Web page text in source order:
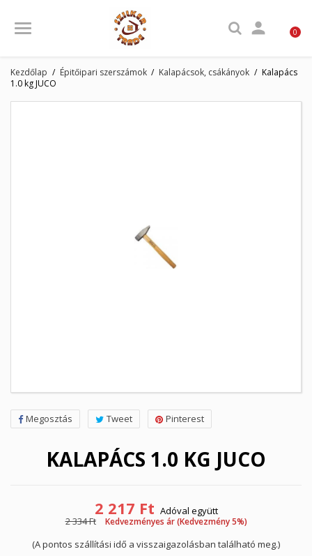
 0
Kezdőlap Épitőipari szerszámok Kalapácsok, csákányok
Kalapács
1.0 kg JUCO
Megosztás Tweet Pinterest
KALAPÁCS 1.0 KG JUCO
2 217 Ft Adóval együtt
2 334 Ft
Kedvezményes ár (Kedvezmény 5%)
(A pontos szállítási idő a visszaigazolásban található meg.)